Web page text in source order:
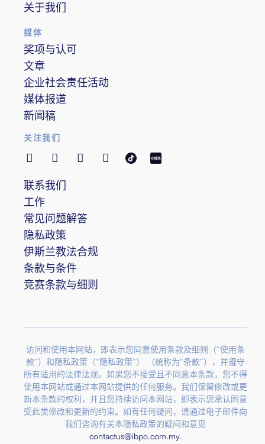
关于我们
媒体
奖项与认可
文章
企业社会责任活动
媒体报道
新闻稿
关注我们
联系我们
工作
常见问题解答
隐私政策
伊斯兰教法合规
条款与条件
竞赛条款与细则
访问和使用本网站，即表示您同意使用条款及细则（“使用条
款”）和隐私政策（“隐私政策”） （统称为“条款”），并遵守
所有适用的法律法规。如果您不接受且不同意本条款，您不得
使用本网站或通过本网站提供的任何服务。我们保留修改或更
新本条款的权利，并且您持续访问本网站，即表示您承认同意
受此类修改和更新的约束。如有任何疑问，请通过电子邮件向
我们咨询有关本隐私政策的疑问和意见
contactus@ibpo.com.my.